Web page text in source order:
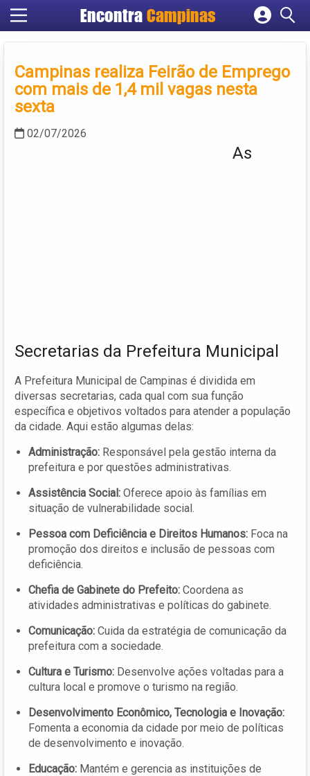
Encontra Campinas
Cadastrar empresa
Criar conta
Campinas realiza Feirão de Emprego
com mais de 1,4 mil vagas nesta
sexta
02/07/2026
As
Secretarias da Prefeitura Municipal
A Prefeitura Municipal de Campinas é dividida em
diversas secretarias, cada qual com sua função
específica e objetivos voltados para atender a população
da cidade. Aqui estão algumas delas:
Administração: Responsável pela gestão interna da
prefeitura e por questões administrativas.
Assistência Social: Oferece apoio às famílias em
situação de vulnerabilidade social.
Pessoa com Deficiência e Direitos Humanos: Foca na
promoção dos direitos e inclusão de pessoas com
deficiência.
Chefia de Gabinete do Prefeito: Coordena as
atividades administrativas e políticas do gabinete.
Comunicação: Cuida da estratégia de comunicação da
prefeitura com a sociedade.
Cultura e Turismo: Desenvolve ações voltadas para a
cultura local e promove o turismo na região.
Desenvolvimento Econômico, Tecnologia e Inovação:
Fomenta a economia da cidade por meio de políticas
de desenvolvimento e inovação.
Educação: Mantém e gerencia as instituições de